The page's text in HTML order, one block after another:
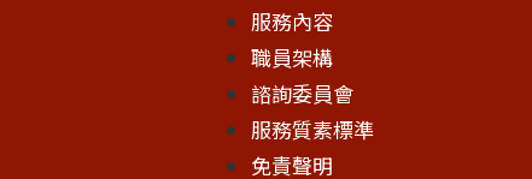
服務內容
職員架構
諮詢委員會
服務質素標準
免責聲明